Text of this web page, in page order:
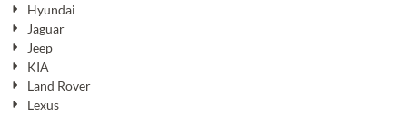
Hyundai
Jaguar
Jeep
KIA
Land Rover
Lexus